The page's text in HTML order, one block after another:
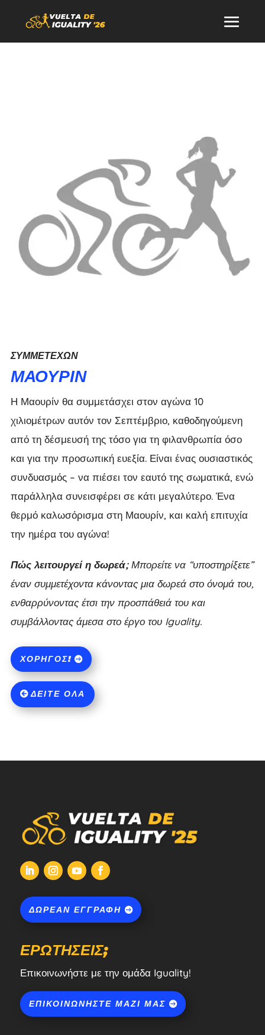
ΣΥΜΜΕΤΈΧΩΝ
ΜΑΟΥΡΊΝ
Η Μαουρίν θα συμμετάσχει στον αγώνα 10
χιλιομέτρων αυτόν τον Σεπτέμβριο, καθοδηγούμενη
από τη δέσμευσή της τόσο για τη φιλανθρωπία όσο
και για την προσωπική ευεξία. Είναι ένας ουσιαστικός
συνδυασμός – να πιέσει τον εαυτό της σωματικά, ενώ
παράλληλα συνεισφέρει σε κάτι μεγαλύτερο. Ένα
θερμό καλωσόρισμα στη Μαουρίν, και καλή επιτυχία
την ημέρα του αγώνα!
Πώς λειτουργεί η δωρεά;Μπορείτε να “υποστηρίξετε”
έναν συμμετέχοντα κάνοντας μια δωρεά στο όνομά του,
ενθαρρύνοντας έτσι την προσπάθειά του και
συμβάλλοντας άμεσα στο έργο του Iguality.
ΧΟΡΗΓΌΣ!
ΔΕΊΤΕ ΌΛΑ
ΔΩΡΕΆΝ ΕΓΓΡΑΦΉ
ΕΡΩΤΉΣΕΙΣ;
Επικοινωνήστε με την ομάδα Iguality!
ΕΠΙΚΟΙΝΩΝΉΣΤΕ ΜΑΖΊ ΜΑΣ